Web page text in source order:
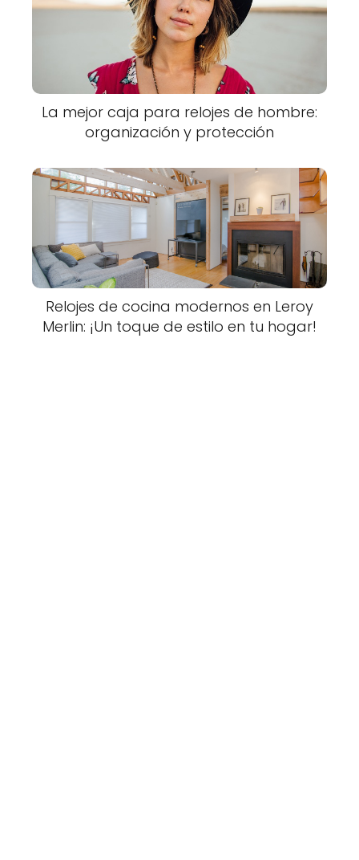
La mejor caja para relojes de hombre:
organización y protección
Relojes de cocina modernos en Leroy
Merlin: ¡Un toque de estilo en tu hogar!